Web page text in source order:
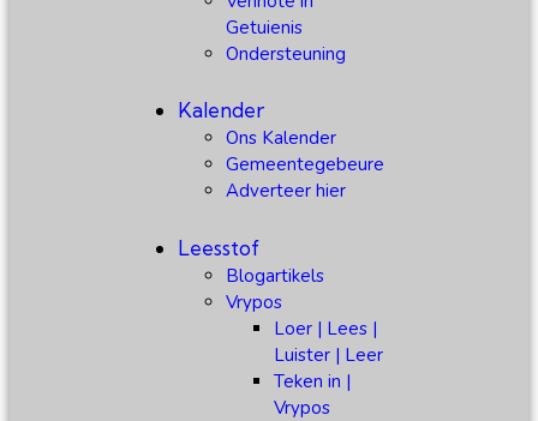
Getuienis
Ondersteuning
Kalender
Ons Kalender
Gemeentegebeure
Adverteer hier
Leesstof
Blogartikels
Vrypos
Loer | Lees |
Luister | Leer
Teken in |
Vrypos